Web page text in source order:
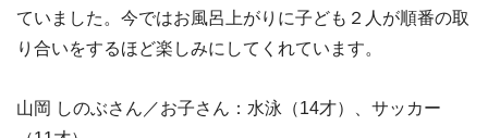
ていました。今ではお風呂上がりに子ども２人が順番の取
り合いをするほど楽しみにしてくれています。
山岡 しのぶさん／お子さん：水泳（14才）、サッカー